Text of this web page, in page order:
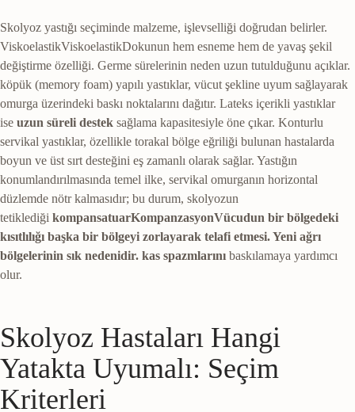
Skolyoz yastığı seçiminde malzeme, işlevselliği doğrudan belirler.
ViskoelastikViskoelastikDokunun hem esneme hem de yavaş şekil
değiştirme özelliği. Germe sürelerinin neden uzun tutulduğunu açıklar.
köpük (memory foam) yapılı yastıklar, vücut şekline uyum sağlayarak
omurga üzerindeki baskı noktalarını dağıtır. Lateks içerikli yastıklar
ise uzun süreli destek sağlama kapasitesiyle öne çıkar. Konturlu
servikal yastıklar, özellikle torakal bölge eğriliği bulunan hastalarda
boyun ve üst sırt desteğini eş zamanlı olarak sağlar. Yastığın
konumlandırılmasında temel ilke, servikal omurganın horizontal
düzlemde nötr kalmasıdır; bu durum, skolyozun
tetiklediği kompansatuarKompanzasyonVücudun bir bölgedeki
kısıtlılığı başka bir bölgeyi zorlayarak telafi etmesi. Yeni ağrı
bölgelerinin sık nedenidir. kas spazmlarını baskılamaya yardımcı
olur.
Skolyoz Hastaları Hangi
Yatakta Uyumalı: Seçim
Kriterleri